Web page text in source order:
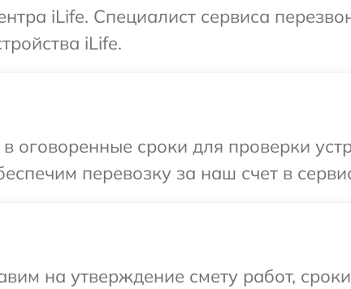
iLife. Специалист сервиса
iLife.
сроки для проверки
перевозку за наш счет в
на утверждение смету работ,